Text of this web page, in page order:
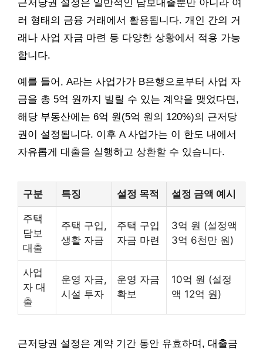
근저당권 설정은 일반적인 담보대출뿐만 아니라 여
러 형태의 금융 거래에서 활용됩니다. 개인 간의 거
래나 사업 자금 마련 등 다양한 상황에서 적용 가능
합니다.
예를 들어, A라는 사업가가 B은행으로부터 사업 자
금을 총 5억 원까지 빌릴 수 있는 계약을 맺었다면,
해당 부동산에는 6억 원(5억 원의 120%)의 근저당
권이 설정됩니다. 이후 A 사업가는 이 한도 내에서
자유롭게 대출을 실행하고 상환할 수 있습니다.
구분 특징 설정 목적 설정 금액 예시
주택
담보
대출
주택 구입,
생활 자금
주택 구입
자금 마련
3억 원 (설정액
3억 6천만 원)
사업
자 대
출
운영 자금,
시설 투자
운영 자금
확보
10억 원 (설정
액 12억 원)
근저당권 설정은 계약 기간 동안 유효하며, 대출금